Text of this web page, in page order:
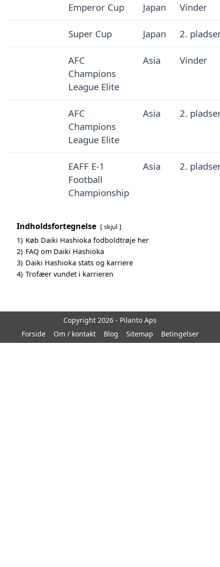
Emperor Cup Japan Vinder
Super Cup Japan 2.
AFC
Champions
League Elite
Asia Vinder
AFC
Champions
League Elite
Asia 2.
EAFF E-1
Football
Championship
Asia 2.
Indholdsfortegnelse skjul
1) Køb Daiki Hashioka fodboldtrøje her
2) FAQ om Daiki Hashioka
3) Daiki Hashioka stats og karriere
4) Trofæer vundet i karrieren
Copyright 2026 - Pilanto Aps
Forside
Om / kontakt Blog Sitemap Betingelser